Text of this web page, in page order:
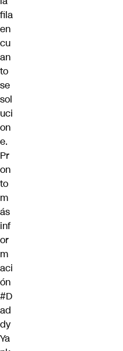
fila
en
cu
an
to
se
sol
uci
on
e.
Pr
on
to
m
ás
inf
or
m
aci
ón
#D
ad
dy
Ya